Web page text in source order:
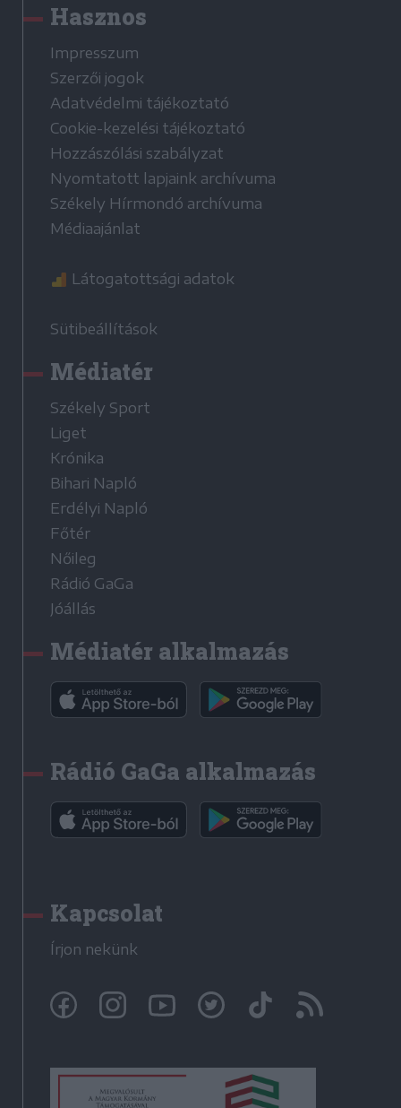
Hasznos
Impresszum
Szerzői jogok
Adatvédelmi tájékoztató
Cookie-kezelési tájékoztató
Hozzászólási szabályzat
Nyomtatott lapjaink archívuma
Székely Hírmondó archívuma
Médiaajánlat
Látogatottsági adatok
Sütibeállítások
Médiatér
Székely Sport
Liget
Krónika
Bihari Napló
Erdélyi Napló
Főtér
Nőileg
Rádió GaGa
Jóállás
Médiatér alkalmazás
Rádió GaGa alkalmazás
Kapcsolat
Írjon nekünk